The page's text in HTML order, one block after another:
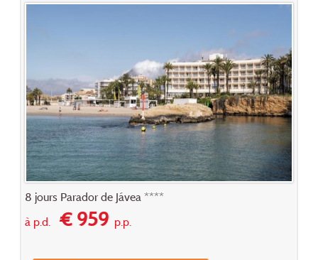
8 jours Parador de Jávea ****
à p.d.€ 959p.p.